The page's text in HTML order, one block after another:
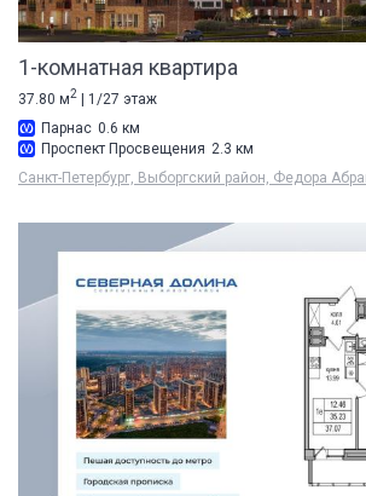
1-комнатная квартира
37.80 м2 | 1/27 этаж
Парнас 0.6 км
Проспект Просвещения 2.3 км
Санкт-Петербург, Выборгский район, Федора